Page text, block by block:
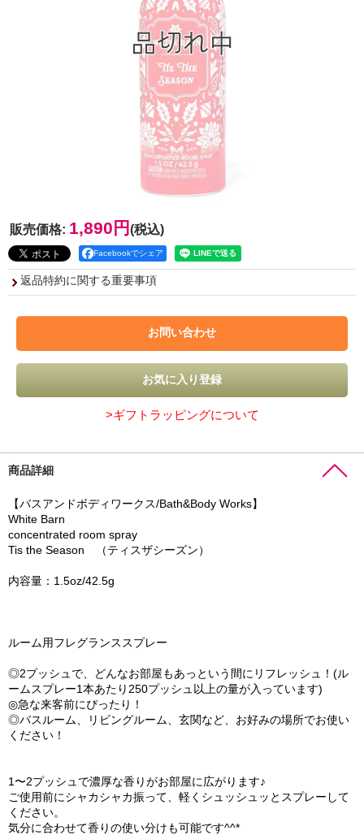
販売価格: 1,890円 (税込)
Facebookでシェア
返品特約に関する重要事項
>ギフトラッピングについて
商品詳細
【バスアンドボディワークス/Bath&Body Works】
White Barn
concentrated room spray
Tis the Season （ティスザシーズン）
内容量：1.5oz/42.5g
ルーム用フレグランススプレー
◎2プッシュで、どんなお部屋もあっという間にリフレッシュ！(ル
ームスプレー1本あたり250プッシュ以上の量が入っています)
◎急な来客前にぴったり！
◎バスルーム、リビングルーム、玄関など、お好みの場所でお使い
ください！
1〜2プッシュで濃厚な香りがお部屋に広がります♪
ご使用前にシャカシャカ振って、軽くシュッシュッとスプレーして
ください。
気分に合わせて香りの使い分けも可能です^^*